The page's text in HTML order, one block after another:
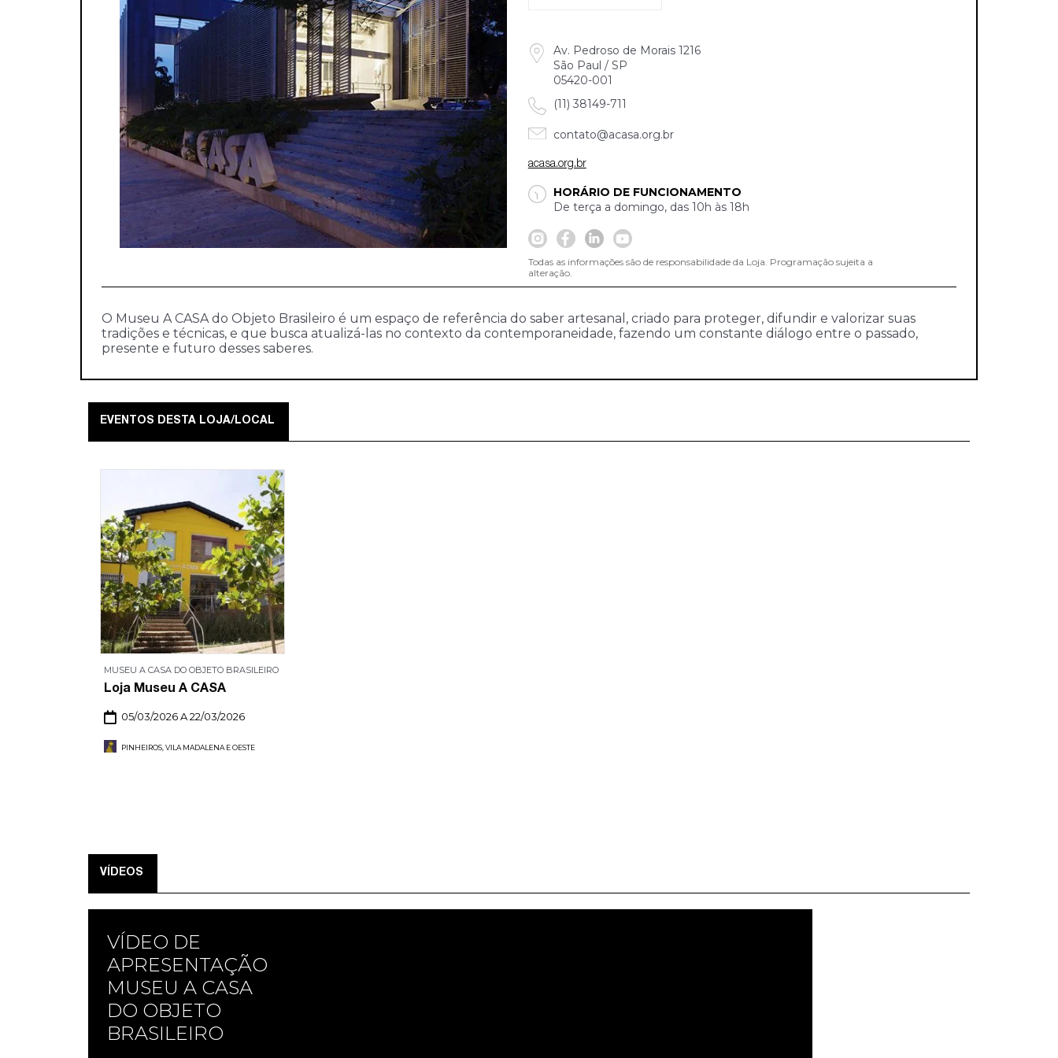
Av. Pedroso de Morais 1216
São Paul / SP
05420-001
(11) 38149-711
contato@acasa.org.br
acasa.org.br
HORÁRIO DE FUNCIONAMENTO
De terça a domingo, das 10h às 18h
Todas as informações são de responsabilidade da Loja. Programação sujeita a
alteração.
O Museu A CASA do Objeto Brasileiro é um espaço de referência do saber artesanal, criado para proteger, difundir e valorizar suas
tradições e técnicas, e que busca atualizá-las no contexto da contemporaneidade, fazendo um constante diálogo entre o passado,
presente e futuro desses saberes.
EVENTOS DESTA LOJA/LOCAL
MUSEU A CASA DO OBJETO BRASILEIRO
Loja Museu A CASA
05/03/2026 A 22/03/2026
PINHEIROS, VILA MADALENA E OESTE
VÍDEOS
VÍDEO DE
APRESENTAÇÃO
MUSEU A CASA
DO OBJETO
BRASILEIRO